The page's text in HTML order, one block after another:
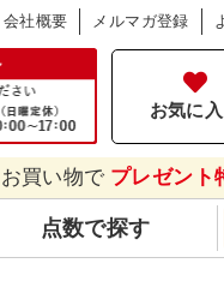
会社概要 メルマガ登録
お気に入
買い物で プレゼント
点数で探す